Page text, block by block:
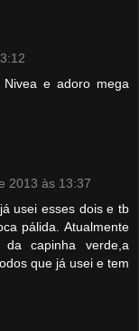
e adoro mega
2013 às 13:37
usei esses dois e tb
pálida. Atualmente
capinha verde,a
que já usei e tem